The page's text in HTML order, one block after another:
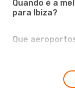
Quando é a
para Ibiza?
Que